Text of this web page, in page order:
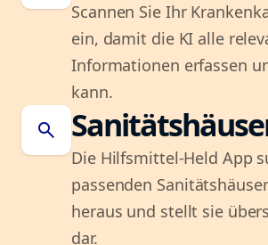
Scannen Sie Ihr
ein, damit die KI alle
Informationen erfassen
kann.
search
Die Hilfsmittel-Held App
passenden
heraus und stellt sie
dar.